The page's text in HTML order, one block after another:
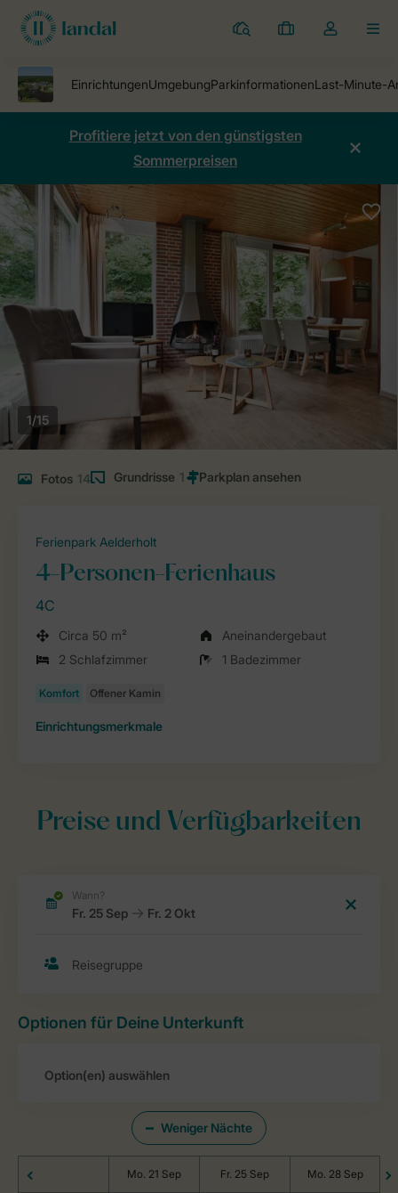
Ferienparks
Meine
Dropdown-
öffnen
Profitiere jetzt von den günstigsten
Sommerpreisen
1/15
Fotos 14 Grundrisse 1
Ferienpark Aelderholt
4-Personen-Ferienhaus
4C
Circa 50 m²
Aneinandergebaut
2 Schlafzimmer
1 Badezimmer
Einrichtungsmerkmale
Preise und Verfügbarkeiten
Optionen für Deine Unterkunft
Weniger Nächte
Mo. 21 Sep Fr. 25 Sep Mo. 28 Sep